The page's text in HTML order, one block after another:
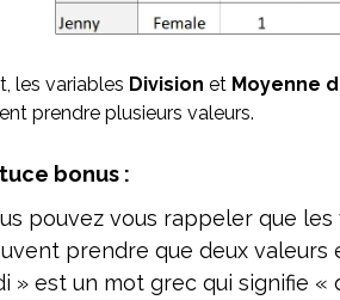
les variables Division et Moyenne
prendre plusieurs valeurs.
bonus :
pouvez vous rappeler que
prendre que deux
» est un mot grec qui signifie «